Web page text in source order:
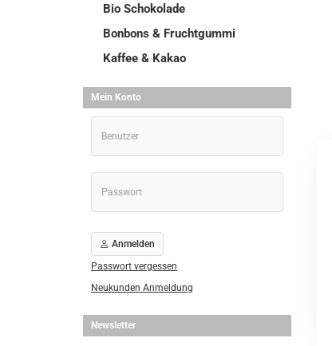
Bio Schokolade
Bonbons & Fruchtgummi
Kaffee & Kakao
Mein Konto
Anmelden
Passwort vergessen
Neukunden Anmeldung
Newsletter